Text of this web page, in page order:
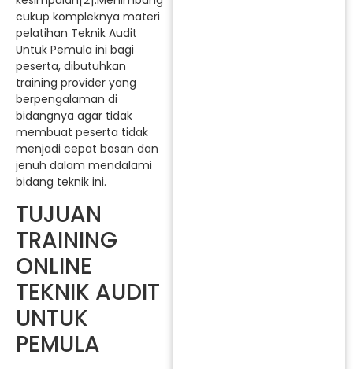
cukup kompleknya materi
pelatihan Teknik Audit
Untuk Pemula ini bagi
peserta, dibutuhkan
training provider yang
berpengalaman di
bidangnya agar tidak
membuat peserta tidak
menjadi cepat bosan dan
jenuh dalam mendalami
bidang teknik ini.
TUJUAN
TRAINING
ONLINE
TEKNIK AUDIT
UNTUK
PEMULA